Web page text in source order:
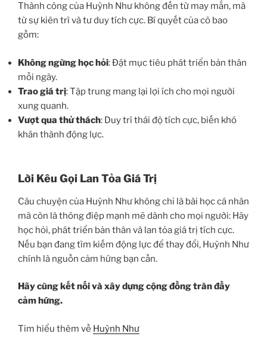
Thành công của Huỳnh Như không đến từ may mắn, mà
từ sự kiên trì và tư duy tích cực. Bí quyết của cô bao
gồm:
Không ngừng học hỏi: Đặt mục tiêu phát triển bản thân
mỗi ngày.
Trao giá trị: Tập trung mang lại lợi ích cho mọi người
xung quanh.
Vượt qua thử thách: Duy trì thái độ tích cực, biến khó
khăn thành động lực.
Lời Kêu Gọi Lan Tỏa Giá Trị
Câu chuyện của Huỳnh Như không chỉ là bài học cá nhân
mà còn là thông điệp mạnh mẽ dành cho mọi người: Hãy
học hỏi, phát triển bản thân và lan tỏa giá trị tích cực.
Nếu bạn đang tìm kiếm động lực để thay đổi, Huỳnh Như
chính là nguồn cảm hứng bạn cần.
Hãy cùng kết nối và xây dựng cộng đồng tràn đầy
cảm hứng.
Tim hiểu thêm về Huỳnh Như